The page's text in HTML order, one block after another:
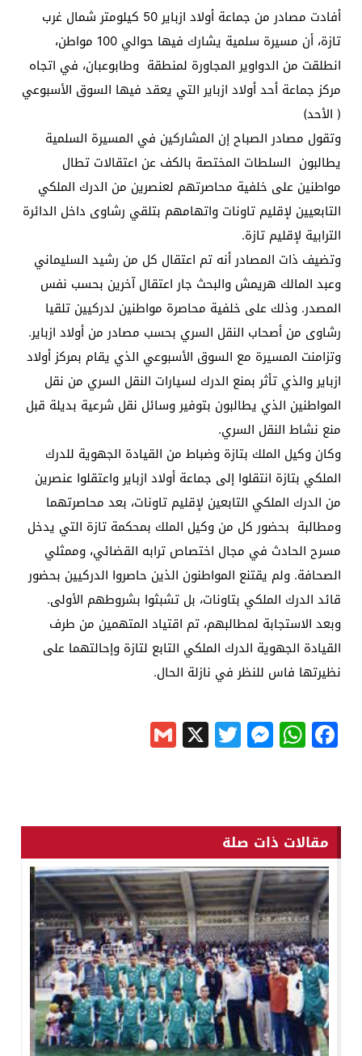
أفادت مصادر من جماعة أولاد ازباير 50 كيلومتر شمال غرب
تازة، أن مسيرة سلمية يشارك فيها حوالي 100 مواطن،
انطلقت من الدواوير المجاورة لمنطقة وطابوعبان، في اتجاه
مركز جماعة أحد أولاد ازباير التي يعقد فيها السوق الأسبوعي
( الأحد)
وتقول مصادر الصباح إن المشاركين في المسيرة السلمية
يطالبون السلطات المختصة بالكف عن اعتقالات تطال
مواطنين على خلفية محاصرتهم لعنصرين من الدرك الملكي
التابعيين لإقليم تاونات واتهامهم بتلقي رشاوى داخل الدائرة
الترابية لإقليم تازة.
وتضيف ذات المصادر أنه تم اعتقال كل من رشيد السليماني
وعبد المالك هريمش والبحث جار اعتقال آخرين بحسب نفس
المصدر. وذلك على خلفية محاصرة مواطنين لدركيين تلقيا
رشاوى من أصحاب النقل السري بحسب مصادر من أولاد ازباير.
وتزامنت المسيرة مع السوق الأسبوعي الذي يقام بمركز أولاد
ازباير والذي تأثر بمنع الدرك لسيارات النقل السري من نقل
المواطنين الذي يطالبون بتوفير وسائل نقل شرعية بديلة قبل
منع نشاط النقل السري.
وكان وكيل الملك بتازة وضباط من القيادة الجهوية للدرك
الملكي بتازة انتقلوا إلى جماعة أولاد ازباير واعتقلوا عنصرين
من الدرك الملكي التابعين لإقليم تاونات، بعد محاصرتهما
ومطالبة بحضور كل من وكيل الملك بمحكمة تازة التي يدخل
مسرح الحادث في مجال اختصاص ترابه القضائي، وممثلي
الصحافة. ولم يقتنع المواطنون الذين حاصروا الدركيين بحضور
قائد الدرك الملكي بتاونات، بل تشبثوا بشروطهم الأولى.
وبعد الاستجابة لمطالبهم، تم اقتياد المتهمين من طرف
القيادة الجهوية الدرك الملكي التابع لتازة وإحالتهما على
نظيرتها فاس للنظر في نازلة الحال.
Facebook
WhatsApp
Messenger
Twitter
X
مقالات ذات صلة